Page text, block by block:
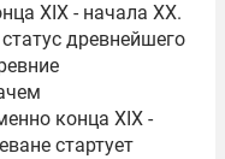
XIX - начала XX.
древнейшего
конца XIX -
стартует